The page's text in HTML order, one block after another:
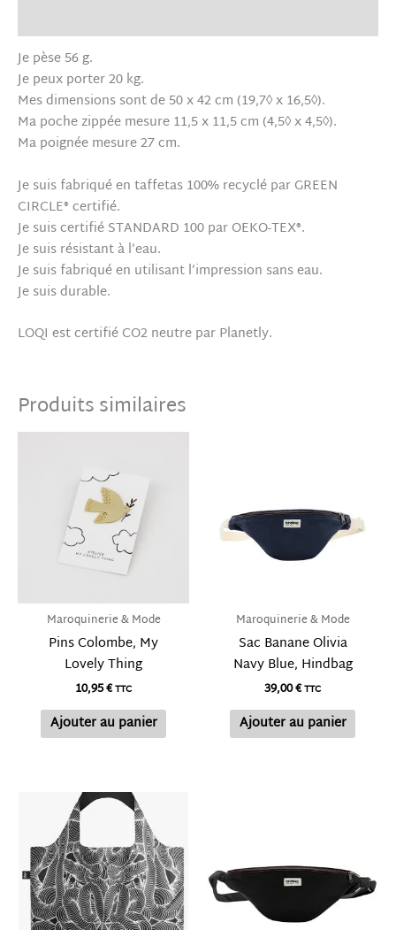
Je pèse 56 g.
Je peux porter 20 kg.
Mes dimensions sont de 50 x 42 cm (19,7◊ x 16,5◊).
Ma poche zippée mesure 11,5 x 11,5 cm (4,5◊ x 4,5◊).
Ma poignée mesure 27 cm.
Je suis fabriqué en taffetas 100% recyclé par GREEN
CIRCLE® certifié.
Je suis certifié STANDARD 100 par OEKO-TEX®.
Je suis résistant à l’eau.
Je suis fabriqué en utilisant l’impression sans eau.
Je suis durable.
LOQI est certifié CO2 neutre par Planetly.
Produits similaires
Maroquinerie & Mode
Pins Colombe, My
Lovely Thing
10,95€TTC
Ajouter au panier
Maroquinerie & Mode
Sac Banane Olivia
Navy Blue, Hindbag
39,00€TTC
Ajouter au panier